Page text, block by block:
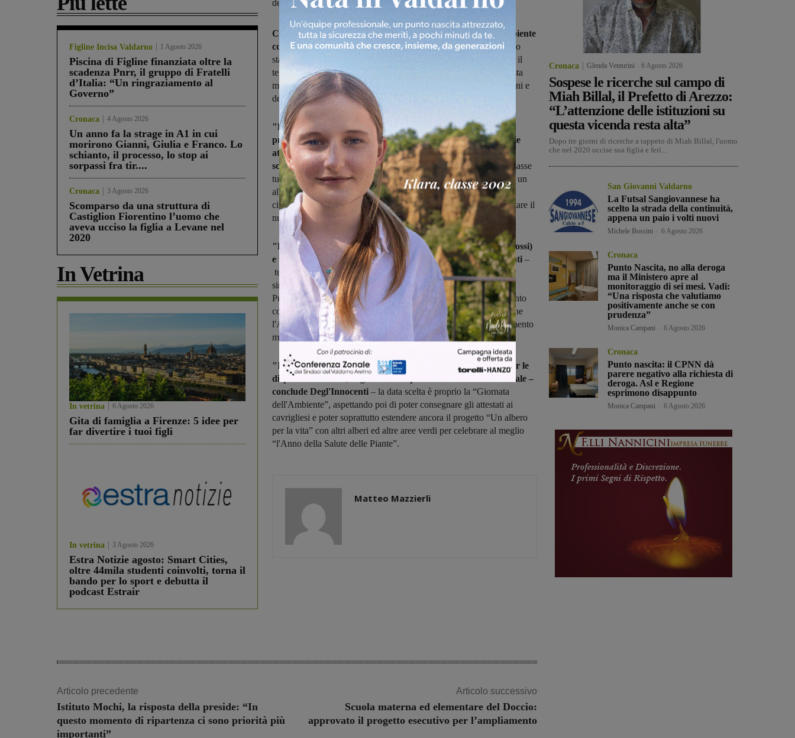
Figline Incisa Valdarno 1 Agosto 2026
Piscina di Figline finanziata oltre la
scadenza Pnrr, il gruppo di Fratelli
d’Italia: “Un ringraziamento al
Governo”
Cronaca 4 Agosto 2026
Un anno fa la strage in A1 in cui
morirono Gianni, Giulia e Franco. Lo
schianto, il processo, lo stop ai
sorpassi fra tir....
Cronaca 3 Agosto 2026
Scomparso da una struttura di
Castiglion Fiorentino l’uomo che
aveva ucciso la figlia a Levane nel
2020
In Vetrina
In vetrina 6 Agosto 2026
Gita di famiglia a Firenze: 5 idee per
far divertire i tuoi figli
In vetrina 3 Agosto 2026
Estra Notizie agosto: Smart Cities,
oltre 44mila studenti coinvolti, torna il
bando per lo sport e debutta il
podcast Estrair
dell’ambiente, i 50 alberi piantati a Bellosguardo
Cavriglia risponde presente alla Giornata Mondiale dell'Ambiente
con 50 nuovi alberi: lecci, susini, ciliegi, cipressi e molti altri sono
stati piantati nei circuiti di Bellosguardo così da rendere più verde il
territorio comunale. La cerimonia d'inaugurazione si è svolta questa
mattina alla presenza del sindaco Leonardo Degl'Innocenti O Sanni e
della giunta.
"L'Amministrazione di Cavriglia è sempre molto vicina ai
problemi dell'ambiente e quest'anno ha intensificato le proprie
attività per rendere ancora più verde il territorio comunale –
scrive il primo cittadino – prima che l'emergenza Covid-19 fermasse
tutto, era stata infatti avviata anche l'iniziativa “E' ora di piantarla: un
albero per la vita” con la piantumazione delle prime 50 essenze al
circuito di Bellosguardo, primo atto di un progetto teso ad aumentare il
numero di piante nelle aree verdi."
"Lecci, susini, meli, peri, ciliegi, cipressi, liquidambar (aceri rossi)
e tigli sono stati installati in quella zona – spiega Degl'Innocenti –
tutti hanno avuto dei donatori, che li hanno acquistati alla cifra
simbolica di 25 euro ad albero per dedicarli ad amici e parenti.
Purtroppo non è poi stato possibile per le norme anti-assembramento
consegnare ai cittadini le “carte del donatore”, in una cerimonia che
l'Amministrazione Comunale ha però soltanto rinviato ad un momento
migliore."
"Il 5 giugno appunto ecco l'inaugurazione, senza pubblico per le
disposizioni attuali, degli alberi da parte della Giunta Comunale –
conclude Degl'Innocenti – la data scelta è proprio la “Giornata
dell'Ambiente”, aspettando poi di poter consegnare gli attestati ai
cavrigliesi e poter soprattutto estendere ancora il progetto “Un albero
per la vita” con altri alberi ed altre aree verdi per celebrare al meglio
“l'Anno della Salute delle Piante”.
Matteo Mazzierli
Articolo precedente
Istituto Mochi, la risposta della preside: “In
questo momento di ripartenza ci sono priorità più
importanti”
Articolo successivo
Scuola materna ed elementare del Doccio:
approvato il progetto esecutivo per l’ampliamento
Cronaca Glenda Venturini 6 Agosto 2026
Sospese le ricerche sul campo di
Miah Billal, il Prefetto di Arezzo:
“L’attenzione delle istituzioni su
questa vicenda resta alta”
Dopo tre giorni di ricerche a tappeto di Miah Billal, l'uomo
che nel 2020 uccise sua figlia e ferì...
San Giovanni Valdarno
La Futsal Sangiovannese ha
scelto la strada della continuità,
appena un paio i volti nuovi
Michele Bossini 6 Agosto 2026
Cronaca
Punto Nascita, no alla deroga
ma il Ministero apre al
monitoraggio di sei mesi. Vadi:
“Una risposta che valutiamo
positivamente anche se con
prudenza”
Monica Campani 6 Agosto 2026
Cronaca
Punto nascita: il CPNN dà
parere negativo alla richiesta di
deroga. Asl e Regione
esprimono disappunto
Monica Campani 6 Agosto 2026